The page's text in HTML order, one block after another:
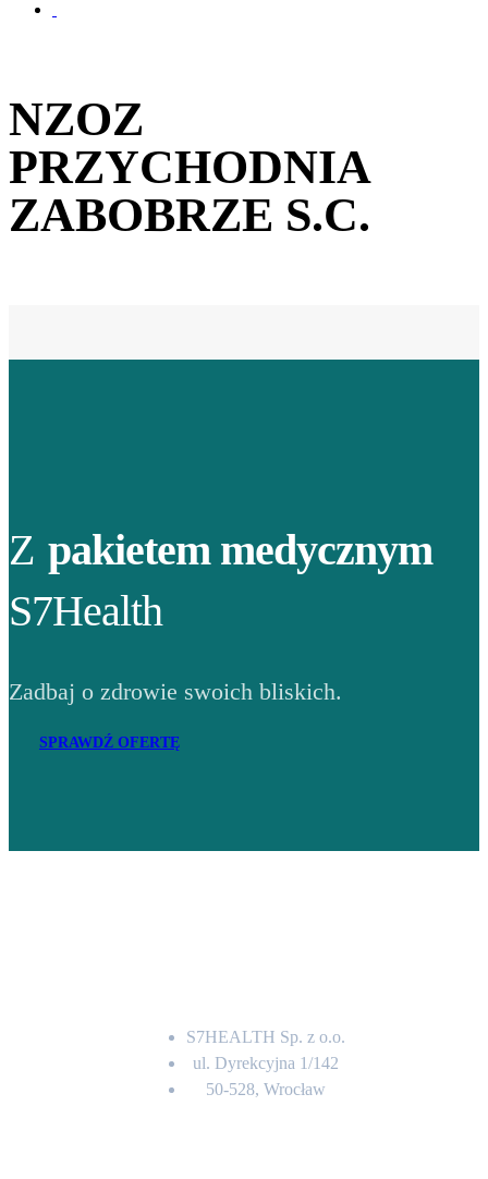
NZOZ
PRZYCHODNIA
ZABOBRZE S.C.
Z pakietem medycznym
S7Health
Zadbaj o zdrowie swoich bliskich.
SPRAWDŹ OFERTĘ
S7HEALTH Sp. z o.o.
ul. Dyrekcyjna 1/142
50-528, Wrocław